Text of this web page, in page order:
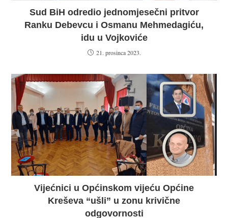
Sud BiH odredio jednomjesečni pritvor
Ranku Debevcu i Osmanu Mehmedagiću,
idu u Vojkoviće
21. prosinca 2023.
Vijećnici u Općinskom vijeću Općine
Kreševa “ušli” u zonu krivične
odgovornosti